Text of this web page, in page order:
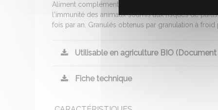
Aliment complémentaire pour ruminants. Contient
l'immunité des animaux soumis aux risques de
fois par an. Granulés obtenus par granulation à
Utilisable en agriculture BIO
Fiche technique